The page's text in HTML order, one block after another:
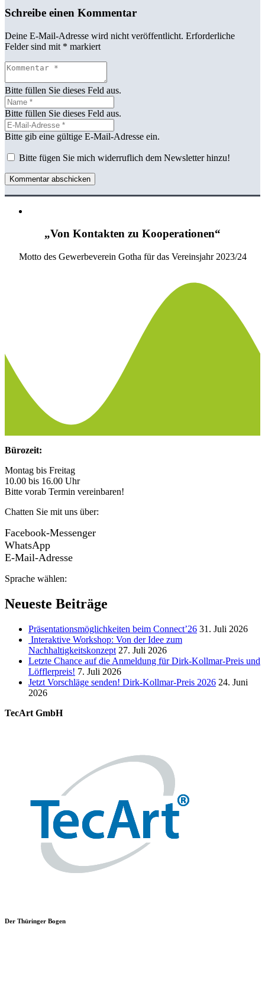
Schreibe einen Kommentar
Deine E-Mail-Adresse wird nicht veröffentlicht. Erforderliche
Felder sind mit * markiert
Bitte füllen Sie dieses Feld aus.
Bitte füllen Sie dieses Feld aus.
Bitte gib eine gültige E-Mail-Adresse ein.
Bitte fügen Sie mich widerruflich dem Newsletter hinzu!
Kommentar abschicken
„Von Kontakten zu Kooperationen“
Motto des Gewerbeverein Gotha für das Vereinsjahr 2023/24
Bürozeit:
Montag bis Freitag
10.00 bis 16.00 Uhr
Bitte vorab Termin vereinbaren!
Chatten Sie mit uns über:
Facebook-Messenger
WhatsApp
E-Mail-Adresse
Sprache wählen:
Neueste Beiträge
Präsentationsmöglichkeiten beim Connect’26 31. Juli 2026
Interaktive Workshop: Von der Idee zum
Nachhaltigkeitskonzept 27. Juli 2026
Letzte Chance auf die Anmeldung für Dirk-Kollmar-Preis und
Löfflerpreis! 7. Juli 2026
Jetzt Vorschläge senden! Dirk-Kollmar-Preis 2026 24. Juni
2026
TecArt GmbH
Der Thüringer Bogen